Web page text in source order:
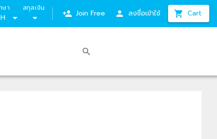
ษา สกุลเงิน
Join Free ลงชื่อเข้าใช้ Cart